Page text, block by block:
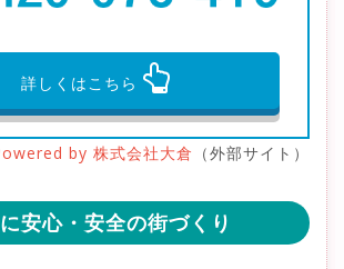
詳しくはこちら
by 株式会社大倉 （外部サイト）
安心・安全の街づくり